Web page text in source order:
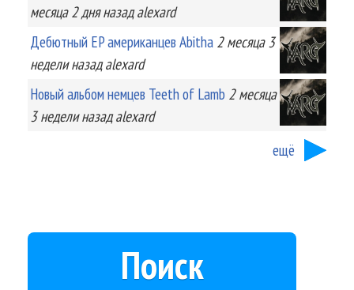
месяца 2 дняназад alexard
Дебютный EP американцев Abitha 2 месяца 3
неделиназад alexard
Новый альбом немцев Teeth of Lamb 2 месяца
3 неделиназад alexard
ещё
Поиск